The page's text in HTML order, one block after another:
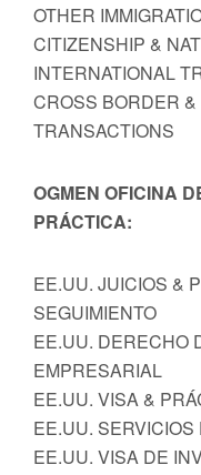
OTHER
CITIZENSHIP &
INTERNATIONAL
CROSS BORDER
TRANSACTIONS
OGMEN OFICINA
PRÁCTICA:
EE.UU. JUICIOS &
SEGUIMIENTO
EE.UU. DERECHO
EMPRESARIAL
EE.UU. VISA &
EE.UU.
EE.UU. VISA DE